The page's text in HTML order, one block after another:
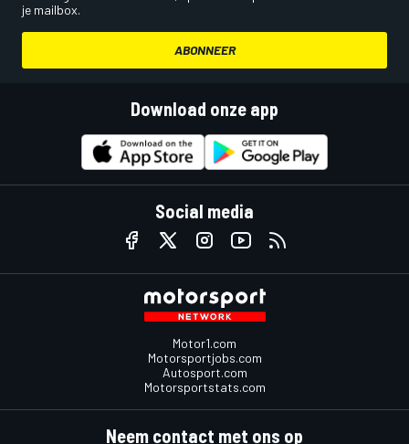
je mailbox.
ABONNEER
Download onze app
Social media
Motor1.com
Motorsportjobs.com
Autosport.com
Motorsportstats.com
Neem contact met ons op